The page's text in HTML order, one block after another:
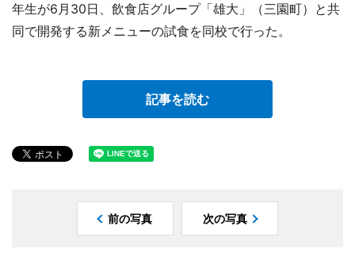
年生が6月30日、飲食店グループ「雄大」（三園町）と共
同で開発する新メニューの試食を同校で行った。
記事を読む
前の写真 次の写真